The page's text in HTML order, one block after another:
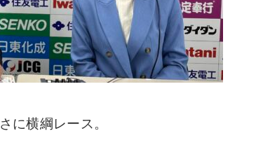
に横綱レース。